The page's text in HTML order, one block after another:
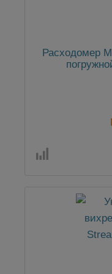
Расходомер